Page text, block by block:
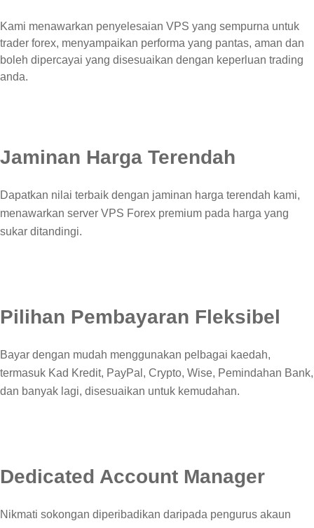
Kami menawarkan penyelesaian VPS yang sempurna untuk
trader forex, menyampaikan performa yang pantas, aman dan
boleh dipercayai yang disesuaikan dengan keperluan trading
anda.
Jaminan Harga Terendah
Dapatkan nilai terbaik dengan jaminan harga terendah kami,
menawarkan server VPS Forex premium pada harga yang
sukar ditandingi.
Pilihan Pembayaran Fleksibel
Bayar dengan mudah menggunakan pelbagai kaedah,
termasuk Kad Kredit, PayPal, Crypto, Wise, Pemindahan Bank,
dan banyak lagi, disesuaikan untuk kemudahan.
Dedicated Account Manager
Nikmati sokongan diperibadikan daripada pengurus akaun